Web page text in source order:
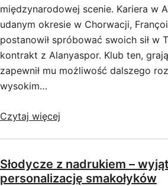
międzynarodowej scenie. Kariera w
udanym okresie w Chorwacji,
postanowił spróbować swoich sił w
kontrakt z Alanyaspor. Klub ten,
zapewnił mu możliwość dalszego
wysokim…
Czytaj więcej
Słodycze z nadrukiem –
personalizację smakołyków